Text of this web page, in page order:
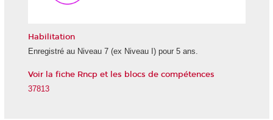
Habilitation
Enregistré au Niveau 7 (ex Niveau I) pour 5 ans.
Voir la fiche Rncp et les blocs de compétences
37813